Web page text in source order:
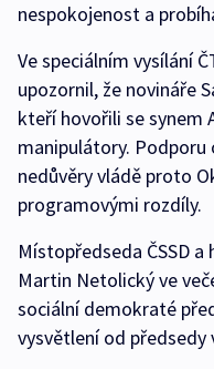
nespokojenost a
Ve speciálním vysílání
upozornil, že novináře
kteří hovořili se synem
manipulátory. Podporu
nedůvěry vládě proto
programovými rozdíly.
Místopředseda ČSSD
Martin Netolický ve
sociální demokraté
vysvětlení od předsedy